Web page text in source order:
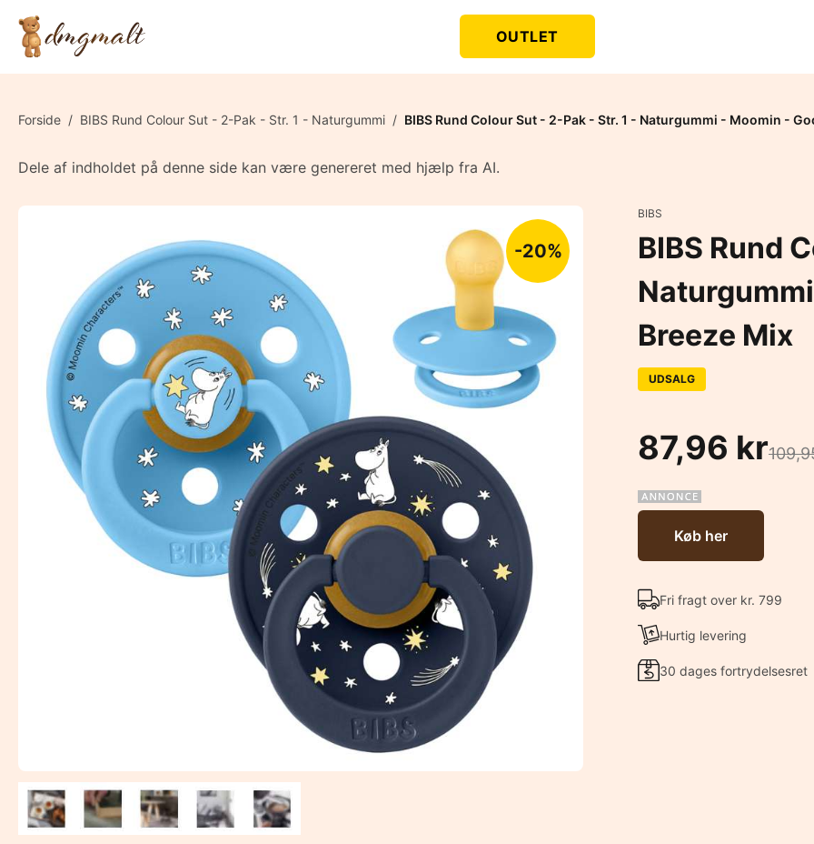
OUTLET
Forside / BIBS Rund Colour Sut - 2-Pak - Str. 1 - Naturgummi / BIBS Rund Colour Sut - 2-Pak - Str. 1 - Naturgummi - Moomin -
Dele af indholdet på denne side kan være genereret med hjælp fra AI.
-20%
BIBS
BIBS Rund
Breeze Mix
UDSALG
87,96 kr
Køb her
Fri fragt over kr. 799
Hurtig levering
30 dages fortrydelsesret